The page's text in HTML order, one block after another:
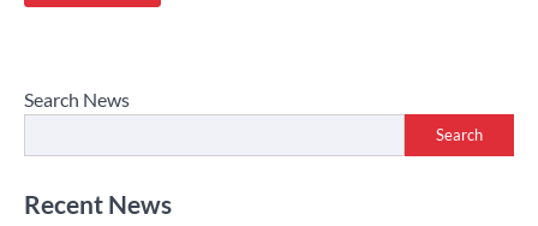
Search News
Search
Recent News